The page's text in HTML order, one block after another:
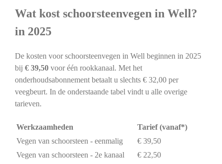
Wat kost schoorsteenvegen in Well?
in 2025
De kosten voor schoorsteenvegen in Well beginnen in 2025
bij € 39,50voor één rookkanaal. Met het
onderhoudsabonnement betaalt u slechts € 32,00 per
veegbeurt. In de onderstaande tabel vindt u alle overige
tarieven.
Werkzaamheden
Tarief (vanaf*)
Vegen van schoorsteen - eenmalig
€ 39,50
Vegen van schoorsteen - 2e kanaal
€ 22,50